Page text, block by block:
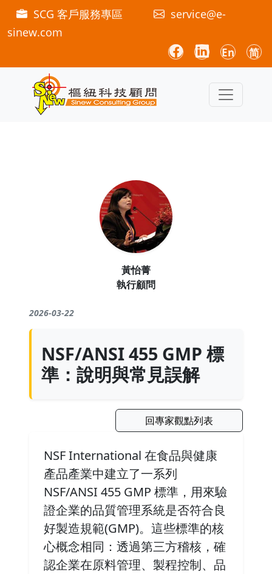
SCG 客戶服務專區
service@e-
sinew.com
En 简
黃怡菁
執行顧問
2026-03-22
NSF/ANSI 455 GMP 標
準：說明與常見誤解
回專家觀點列表
NSF International 在食品與健康
產品產業中建立了一系列
NSF/ANSI 455 GMP 標準，用來驗
證企業的品質管理系統是否符合良
好製造規範(GMP)。這些標準的核
心概念相同：透過第三方稽核，確
認企業在原料管理、製程控制、品